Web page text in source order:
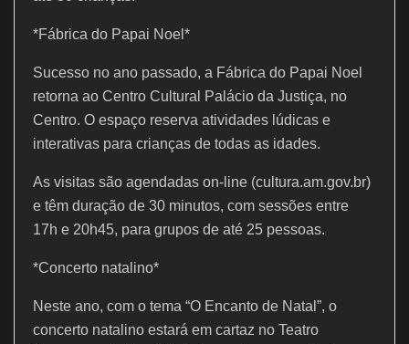
*Fábrica do Papai Noel*
Sucesso no ano passado, a Fábrica do Papai Noel
retorna ao Centro Cultural Palácio da Justiça, no
Centro. O espaço reserva atividades lúdicas e
interativas para crianças de todas as idades.
As visitas são agendadas on-line (cultura.am.gov.br)
e têm duração de 30 minutos, com sessões entre
17h e 20h45, para grupos de até 25 pessoas.
*Concerto natalino*
Neste ano, com o tema “O Encanto de Natal”, o
concerto natalino estará em cartaz no Teatro